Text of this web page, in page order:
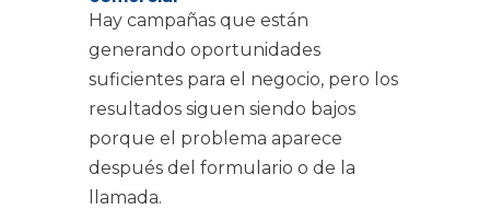
Hay campañas que están
generando oportunidades
suficientes para el negocio, pero los
resultados siguen siendo bajos
porque el problema aparece
después del formulario o de la
llamada.